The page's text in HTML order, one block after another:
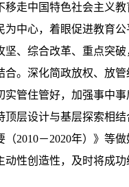
移走中国特色社会主义
为中心，着眼促进教育
坚、综合改革、重点突
合。深化简政放权、放
实管住管好，加强事中
顶层设计与基层探索相
（2010－2020年）》等
动性创造性，及时将成功